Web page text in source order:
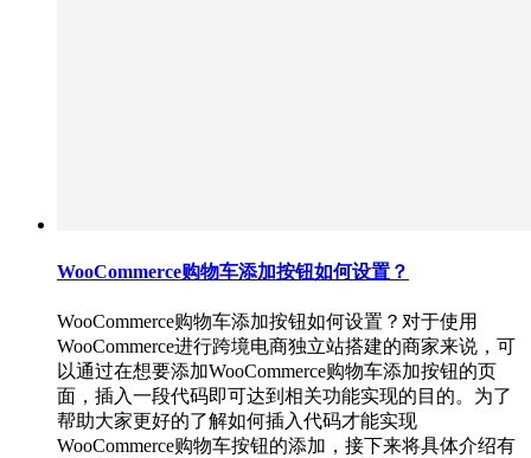
WooCommerce购物车添加按钮如何设置？
WooCommerce购物车添加按钮如何设置？对于使用
WooCommerce进行跨境电商独立站搭建的商家来说，可
以通过在想要添加WooCommerce购物车添加按钮的页
面，插入一段代码即可达到相关功能实现的目的。为了
帮助大家更好的了解如何插入代码才能实现
WooCommerce购物车按钮的添加，接下来将具体介绍有